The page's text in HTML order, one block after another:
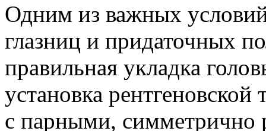
Одним из важных
глазниц и придаточных
правильная укладка
установка
с парными, симметрично